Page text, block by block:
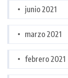
junio 2021
marzo 2021
febrero 2021